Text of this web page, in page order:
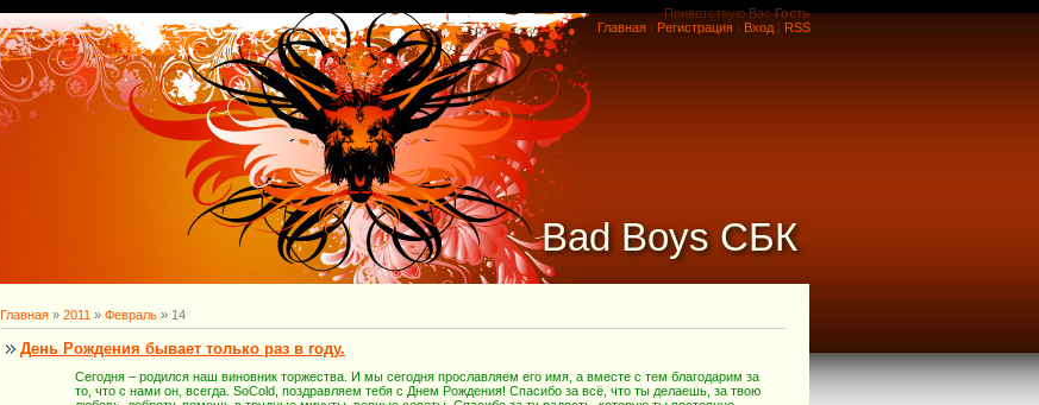
Приветствую Вас Гость
Главная | Регистрация | Вход | RSS
Bad Boys СБК
Главная » 2011 » Февраль » 14
День Рождения бывает только раз в году.
Сегодня – родился наш виновник торжества. И мы сегодня прославляем его имя, а вместе с тем благодарим за
то, что с нами он, всегда. SoCold, поздравляем тебя с Днем Рождения! Спасибо за всё, что ты делаешь, за твою